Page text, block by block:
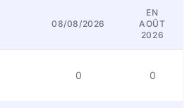
08/08/2026
EN
AOÛT
2026
0 0